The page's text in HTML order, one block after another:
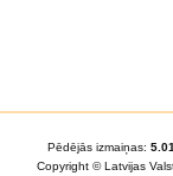
Pēdējās izmaiņas:
Copyright © Latvijas